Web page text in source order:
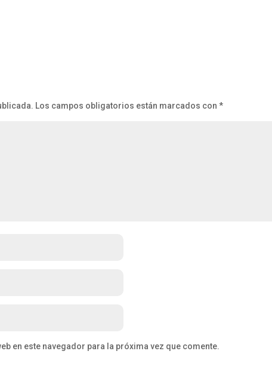
Los campos obligatorios están marcados con*
en este navegador para la próxima vez que comente.